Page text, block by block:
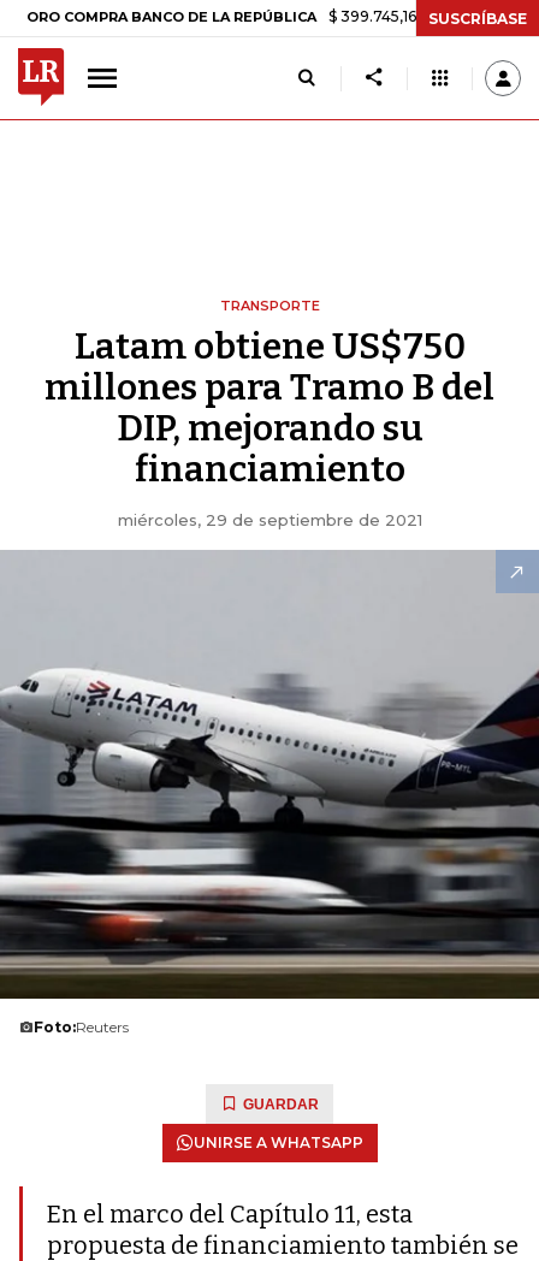
COMPRA BANCO DE LA REPÚBLICA $ 399.745,16 +$ 2.295,71 +0,58%
SUSCRÍBASE
TRANSPORTE
Latam obtiene US$750
millones para Tramo B del
DIP, mejorando su
financiamiento
miércoles, 29 de septiembre de 2021
Foto:Reuters
GUARDAR
UNIRSE A WHATSAPP
En el marco del Capítulo 11, esta
propuesta de financiamiento también se